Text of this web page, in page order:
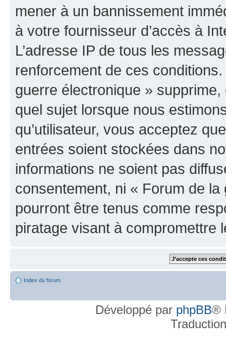
mener à un bannissement
à votre fournisseur d’accès à
L’adresse IP de tous les
renforcement de ces
guerre électronique »
quel sujet lorsque nous
qu’utilisateur, vous acceptez
entrées soient stockées dans
informations ne soient pas
consentement, ni « Forum de
pourront être tenus comme
piratage visant à compromettre
Index du forum
Développé par phpBB®